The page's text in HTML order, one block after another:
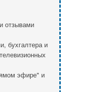
отзывами
бухгалтера и
эфире" и